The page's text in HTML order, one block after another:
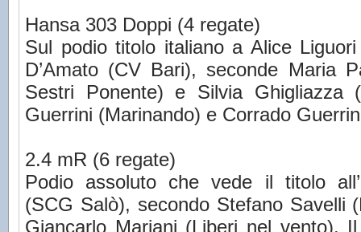
Hansa 303 Doppi (4 regate)
Sul podio titolo italiano a Alice
D’Amato (CV Bari), seconde Maria
Sestri Ponente) e Silvia Ghigliazza
Guerrini (Marinando) e Corrado
2.4 mR (6 regate)
Podio assoluto che vede il titolo
(SCG Salò), secondo Stefano Savelli
Giancarlo Mariani (Liberi nel vento).